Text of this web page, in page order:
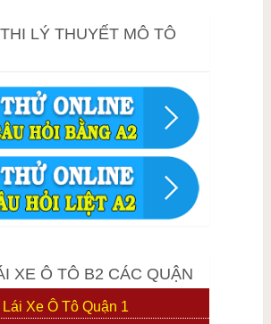
LÝ THUYẾT MÔ TÔ
XE Ô TÔ B2 CÁC QUẬN
Lái Xe Ô Tô Quận 1